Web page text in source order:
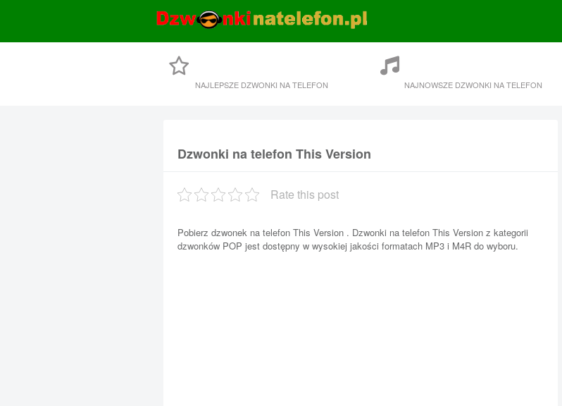
NAJLEPSZE DZWONKI NA TELEFON NAJNOWSZE DZWONKI NA TELEFON
Dzwonki na telefon This Version
Rate this post
Pobierz dzwonek na telefon This Version . Dzwonki na telefon This Version z kategorii
dzwonków POP jest dostępny w wysokiej jakości formatach MP3 i M4R do wyboru.